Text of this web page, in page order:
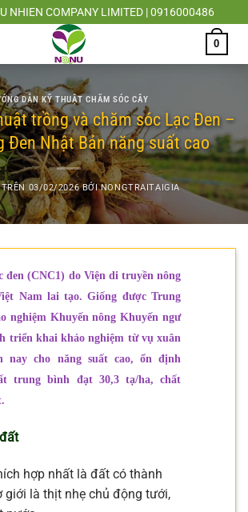
NHIEN COMPANY LIMITED | 0916000486
0
DẪN KỸ THUẬT CHĂM SÓC CÂY
trồng và chăm sóc Lạc Đen –
Đen Nhật Bản năng suất cao
03/02/2026 BỞINONGTRAITAIGIA
đen (CNC1) do Viện di truyền nông
Nam lai tạo. Giống được Trung
nghiệm Khuyến nông Khuyến ngư
triển khai khảo nghiệm từ vụ xuân
nay cho năng suất cao, ổn định
trung bình đạt 30,3 tạ/ha, chất
hợp nhất là đất có thành
giới là thịt nhẹ chủ động tưới,